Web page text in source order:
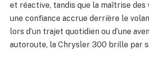
et réactive, tandis que la maîtrise
une confiance accrue derrière le
lors d’un trajet quotidien ou d’une
autoroute, la Chrysler 300 brille par